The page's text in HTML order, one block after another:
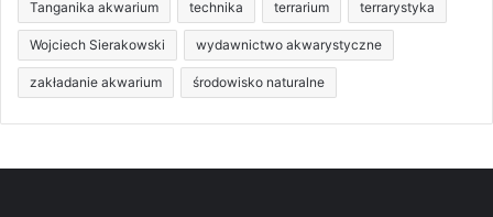
Tanganika akwarium technika terrarium terrarystyka
Wojciech Sierakowski wydawnictwo akwarystyczne
zakładanie akwarium środowisko naturalne